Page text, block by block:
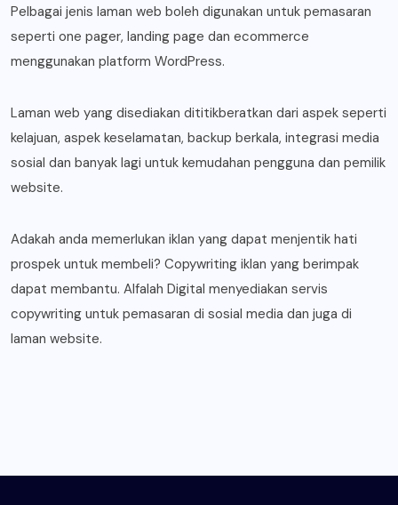
Pelbagai jenis laman web boleh digunakan untuk pemasaran
seperti one pager, landing page dan ecommerce
menggunakan platform WordPress.
Laman web yang disediakan dititikberatkan dari aspek seperti
kelajuan, aspek keselamatan, backup berkala, integrasi media
sosial dan banyak lagi untuk kemudahan pengguna dan pemilik
website.
Adakah anda memerlukan iklan yang dapat menjentik hati
prospek untuk membeli? Copywriting iklan yang berimpak
dapat membantu. Alfalah Digital menyediakan servis
copywriting untuk pemasaran di sosial media dan juga di
laman website.